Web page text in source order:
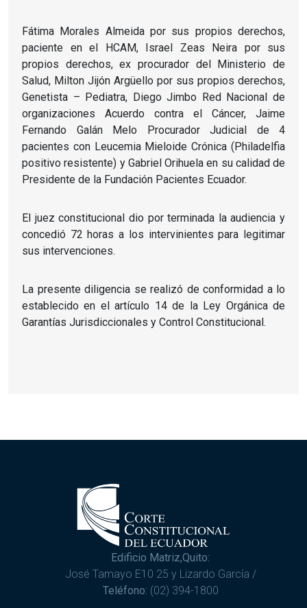
Fátima Morales Almeida por sus propios derechos,
paciente en el HCAM, Israel Zeas Neira por sus
propios derechos, ex procurador del Ministerio de
Salud, Milton Jijón Argüello por sus propios derechos,
Genetista – Pediatra, Diego Jimbo Red Nacional de
organizaciones Acuerdo contra el Cáncer, Jaime
Fernando Galán Melo Procurador Judicial de 4
pacientes con Leucemia Mieloide Crónica (Philadelfia
positivo resistente) y Gabriel Orihuela en su calidad de
Presidente de la Fundación Pacientes Ecuador.
El juez constitucional dio por terminada la audiencia y
concedió 72 horas a los intervinientes para legitimar
sus intervenciones.
La presente diligencia se realizó de conformidad a lo
establecido en el artículo 14 de la Ley Orgánica de
Garantías Jurisdiccionales y Control Constitucional.
Edificio Matriz,Quito:
José Tamayo E10 25 y Lizardo García /
Teléfono: (02) 394-1800